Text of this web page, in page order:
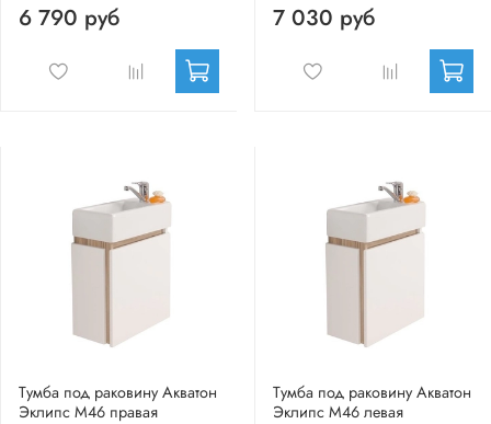
6 790 руб 7 030 руб
Тумба под раковину Акватон
Эклипс М46 правая
Тумба под раковину Акватон
Эклипс М46 левая